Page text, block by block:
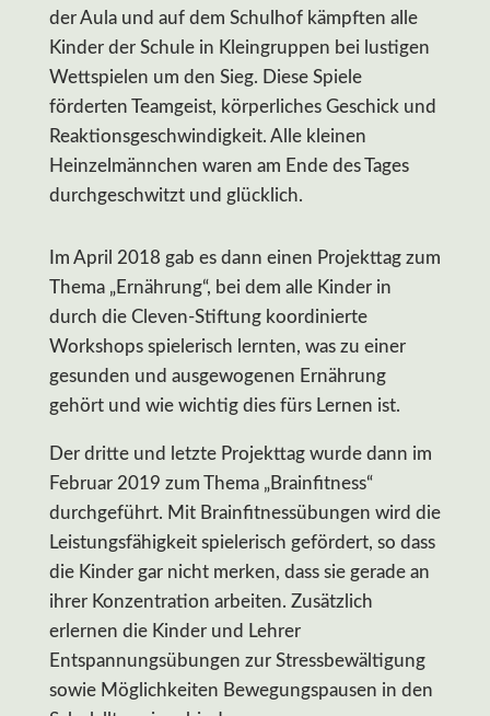
der Aula und auf dem Schulhof kämpften alle
Kinder der Schule in Kleingruppen bei lustigen
Wettspielen um den Sieg. Diese Spiele
förderten Teamgeist, körperliches Geschick und
Reaktionsgeschwindigkeit. Alle kleinen
Heinzelmännchen waren am Ende des Tages
durchgeschwitzt und glücklich.
Im April 2018 gab es dann einen Projekttag zum
Thema „Ernährung“, bei dem alle Kinder in
durch die Cleven-Stiftung koordinierte
Workshops spielerisch lernten, was zu einer
gesunden und ausgewogenen Ernährung
gehört und wie wichtig dies fürs Lernen ist.
Der dritte und letzte Projekttag wurde dann im
Februar 2019 zum Thema „Brainfitness“
durchgeführt. Mit Brainfitnessübungen wird die
Leistungsfähigkeit spielerisch gefördert, so dass
die Kinder gar nicht merken, dass sie gerade an
ihrer Konzentration arbeiten. Zusätzlich
erlernen die Kinder und Lehrer
Entspannungsübungen zur Stressbewältigung
sowie Möglichkeiten Bewegungspausen in den